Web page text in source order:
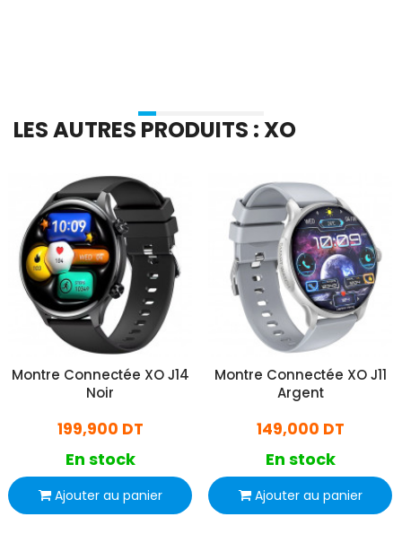
LES AUTRES PRODUITS : XO
Montre Connectée XO J14
Noir
199,900 DT
En stock
Ajouter au panier
Montre Connectée XO J11
Argent
149,000 DT
En stock
Ajouter au panier